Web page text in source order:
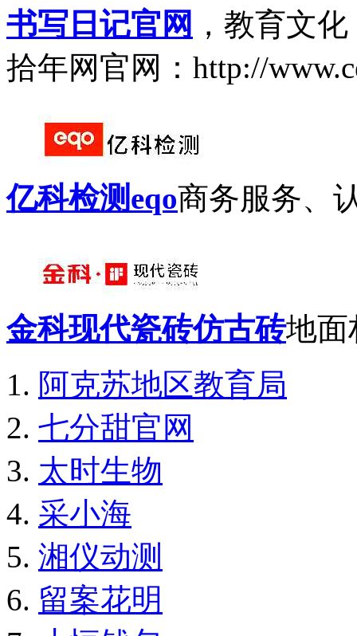
书写日记官网 ，教育文
拾年网官网：http://
亿科检测eqo商务服务、
金科现代瓷砖仿古砖地面
阿克苏地区教育局
七分甜官网
太时生物
采小海
湘仪动测
留案花明